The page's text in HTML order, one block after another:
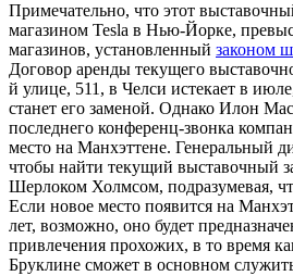
Примечательно, что этот
магазином Tesla в Нью-Йорке,
магазинов, установленный законом
Договор аренды текущего
й улице, 511, в Челси истекает в
станет его заменой. Однако Илон
последнего конференц-звонка
место на Манхэттене. Генеральный
чтобы найти текущий выставочный
Шерлоком Холмсом, подразумевая,
Если новое место появится на
лет, возможно, оно будет
привлечения прохожих, в то время
Бруклине сможет в основном